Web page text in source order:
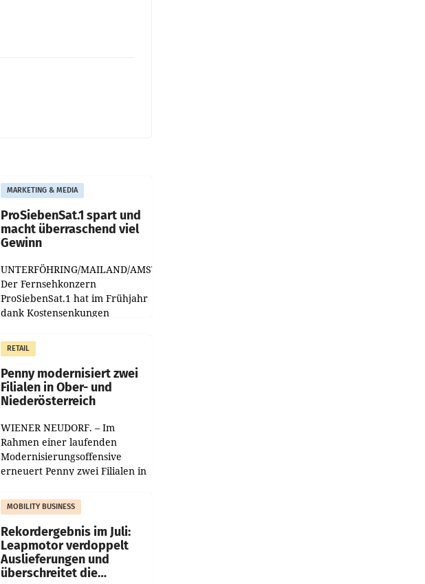
MARKETING & MEDIA
ProSiebenSat.1 spart und
macht überraschend viel
Gewinn
UNTERFÖHRING/MAILAND/AMSTERDAM.
Der Fernsehkonzern
ProSiebenSat.1 hat im Frühjahr
dank Kostensenkungen
gemacht und die
Markterwartung deutlich
übertroffen.
RETAIL
Penny modernisiert zwei
Filialen in Ober- und
Niederösterreich
WIENER NEUDORF. – Im
Rahmen einer laufenden
Modernisierungsoffensive
erneuert Penny zwei Filialen in
Die beiden Standorte liegen in
Haag sowie im rund
MOBILITY BUSINESS
Rekordergebnis im Juli:
Leapmotor verdoppelt
Auslieferungen und
überschreitet die